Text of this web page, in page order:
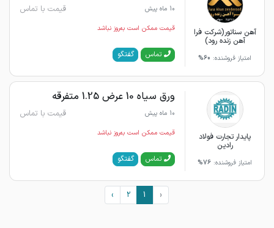
آهن سناتور(شرکت فرا
آهن زنده رود)
امتیاز فروشنده: 60%
10 ماه پیش قیمت با تماس
قیمت ممکن است به‌روز نباشد
تماس گفتگو
پایدار تجارت فولاد
رادین
امتیاز فروشنده: 76%
ورق سیاه 10 عرض 1.25 متفرقه
10 ماه پیش قیمت با تماس
قیمت ممکن است به‌روز نباشد
تماس گفتگو
‹
1
2
›